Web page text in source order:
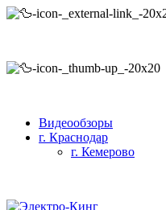
Видеообзоры
г. Краснодар
г. Кемерово